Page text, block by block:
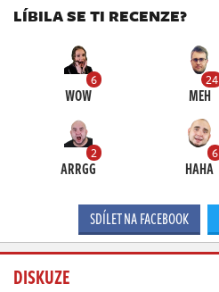
LÍBILA SE TI RECENZE?
6
WOW
24
MEH
2
ARRGG
6
HAHA
SDÍLET NA FACEBOOK
DISKUZE